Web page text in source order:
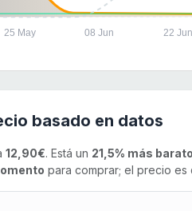
25 May 08 Jun 22 Jun
basado en datos
12,90€. Está un 21,5% más barato
para comprar; el precio es